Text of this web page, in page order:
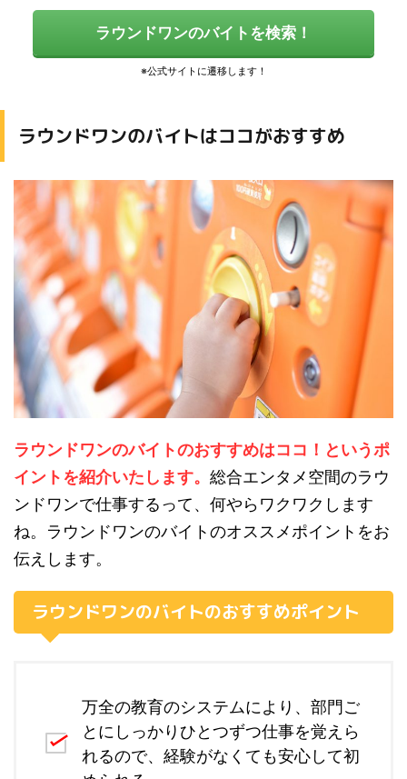
ラウンドワンのバイトを検索！
ラウンドワンのバイトはココがおすすめ
ラウンドワンのバイトのおすすめはココ！というポ
イントを紹介いたします。 総合エンタメ空間のラウ
ンドワンで仕事するって、何やらワクワクします
ね。ラウンドワンのバイトのオススメポイントをお
伝えします。
ラウンドワンのバイトのおすすめポイント
万全の教育のシステムにより、部門ご
とにしっかりひとつずつ仕事を覚えら
れるので、経験がなくても安心して初